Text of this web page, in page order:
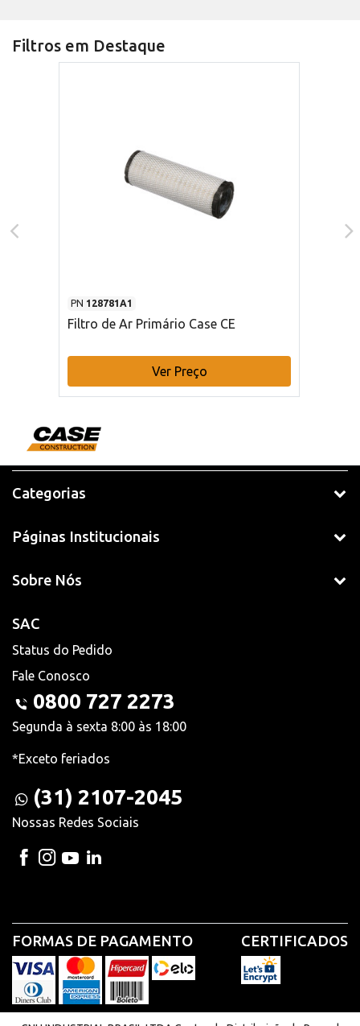
Filtros em Destaque
PN 128781A1
Filtro de Ar Primário Case CE
Ver Preço
Categorias
Páginas Institucionais
Sobre Nós
SAC
Status do Pedido
Fale Conosco
0800 727 2273
Segunda à sexta 8:00 às 18:00
*Exceto feriados
(31) 2107-2045
Nossas Redes Sociais
FORMAS DE PAGAMENTO CERTIFICADOS